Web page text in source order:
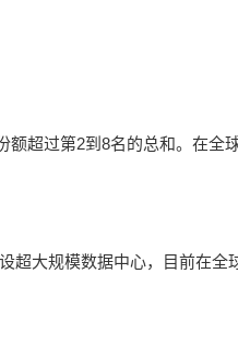
超过第2到8名的总和。在全
超大规模数据中心，目前在全